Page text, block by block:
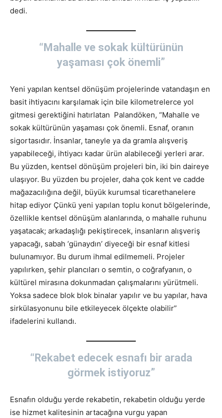
dedi.
“Mahalle ve sokak kültürünün
yaşaması çok önemli”
Yeni yapılan kentsel dönüşüm projelerinde vatandaşın en
basit ihtiyacını karşılamak için bile kilometrelerce yol
gitmesi gerektiğini hatırlatan Palandöken, “Mahalle ve
sokak kültürünün yaşaması çok önemli. Esnaf, oranın
sigortasıdır. İnsanlar, taneyle ya da gramla alışveriş
yapabileceği, ihtiyacı kadar ürün alabileceği yerleri arar.
Bu yüzden, kentsel dönüşüm projeleri bin, iki bin daireye
ulaşıyor. Bu yüzden bu projeler, daha çok kent ve cadde
mağazacılığına değil, büyük kurumsal ticarethanelere
hitap ediyor Çünkü yeni yapılan toplu konut bölgelerinde,
özellikle kentsel dönüşüm alanlarında, o mahalle ruhunu
yaşatacak; arkadaşlığı pekiştirecek, insanların alışveriş
yapacağı, sabah ‘günaydın’ diyeceği bir esnaf kitlesi
bulunamıyor. Bu durum ihmal edilmemeli. Projeler
yapılırken, şehir plancıları o semtin, o coğrafyanın, o
kültürel mirasına dokunmadan çalışmalarını yürütmeli.
Yoksa sadece blok blok binalar yapılır ve bu yapılar, hava
sirkülasyonunu bile etkileyecek ölçekte olabilir”
ifadelerini kullandı.
“Rekabet edecek esnafı bir arada
görmek istiyoruz”
Esnafın olduğu yerde rekabetin, rekabetin olduğu yerde
ise hizmet kalitesinin artacağına vurgu yapan